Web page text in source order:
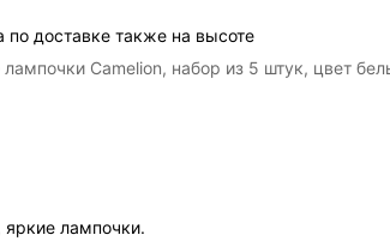
по доставке также на высоте
Camelion, набор из 5 штук, цвет
лампочки.